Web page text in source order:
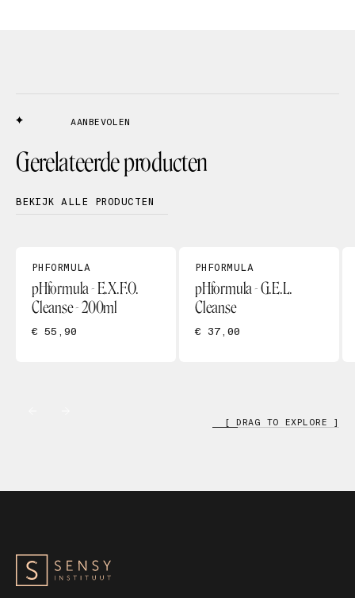
AANBEVOLEN
Gerelateerde producten
BEKIJK ALLE PRODUCTEN
PHFORMULA
pHformula - E.X.F.O.
Cleanse - 200ml
€ 55,90
PHFORMULA
pHformula - G.E.L.
Cleanse
€ 37,00
[ DRAG TO EXPLORE ]